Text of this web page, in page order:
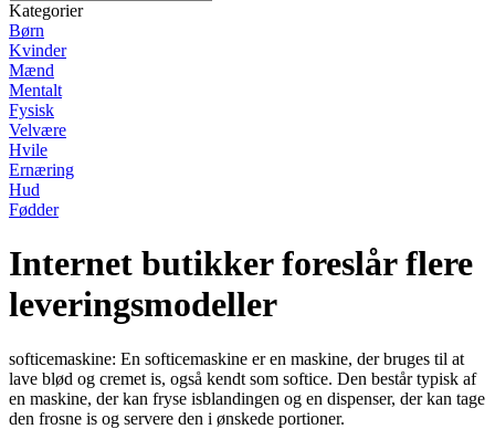
Kategorier
Børn
Kvinder
Mænd
Mentalt
Fysisk
Velvære
Hvile
Ernæring
Hud
Fødder
Internet butikker foreslår flere
leveringsmodeller
softicemaskine: En softicemaskine er en maskine, der bruges til at
lave blød og cremet is, også kendt som softice. Den består typisk af
en maskine, der kan fryse isblandingen og en dispenser, der kan tage
den frosne is og servere den i ønskede portioner.